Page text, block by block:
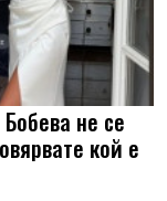
не се
кой е